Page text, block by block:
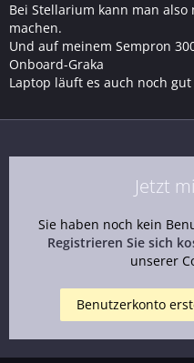
Bei Stellarium kann man also
machen.
Und auf meinem Sempron
Onboard-Graka
Laptop läuft es auch noch gut
Jetzt
Sie haben noch kein
Registrieren Sie sich
unserer
Benutzerkonto